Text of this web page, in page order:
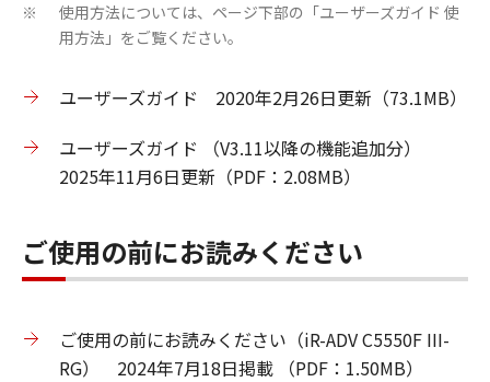
※
使用方法については、ページ下部の「ユーザーズガイド 使
用方法」をご覧ください。
ユーザーズガイド 2020年2月26日更新（73.1MB）
ユーザーズガイド （V3.11以降の機能追加分）
2025年11月6日更新（PDF：2.08MB）
ご使用の前にお読みください
ご使用の前にお読みください（iR-ADV C5550F III-
RG） 2024年7月18日掲載 （PDF：1.50MB）